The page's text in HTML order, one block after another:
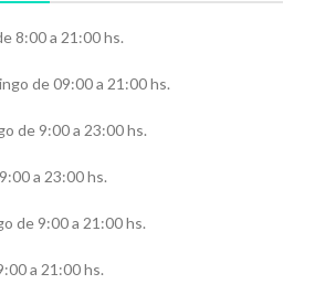
8:00 a 21:00 hs.
de 09:00 a 21:00 hs.
de 9:00 a 23:00 hs.
a 23:00 hs.
de 9:00 a 21:00 hs.
a 21:00 hs.